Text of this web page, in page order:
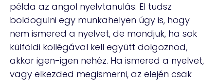
példa az angol nyelvtanulás. El tudsz
boldogulni egy munkahelyen úgy is, hogy
nem ismered a nyelvet, de mondjuk, ha sok
külföldi kollégával kell együtt dolgoznod,
akkor igen-igen nehéz. Ha ismered a nyelvet,
vagy elkezded megismerni, az elején csak